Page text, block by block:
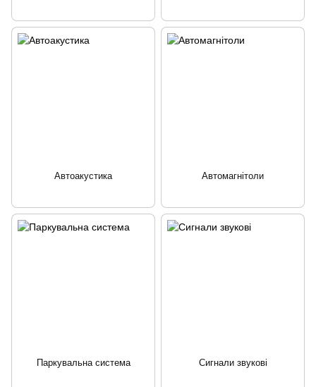
Автоакустика Автомагнітоли
Паркувальна система Сигнали звукові